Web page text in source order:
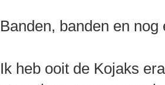
Banden, banden en
Ik heb ooit de Kojaks